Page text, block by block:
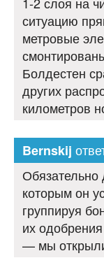
ситуацию
метровые
Болдестен
других
километров
Bernskij
которым он
группируя
их
— мы